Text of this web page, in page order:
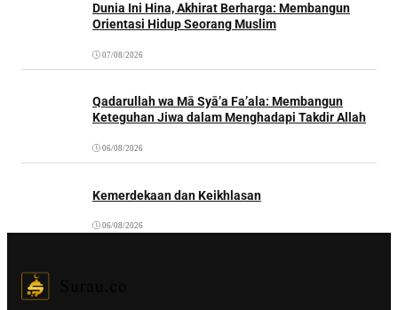
Dunia Ini Hina, Akhirat Berharga: Membangun
Orientasi Hidup Seorang Muslim
07/08/2026
Qadarullah wa Mā Syā’a Fa’ala: Membangun
Keteguhan Jiwa dalam Menghadapi Takdir Allah
06/08/2026
Kemerdekaan dan Keikhlasan
06/08/2026